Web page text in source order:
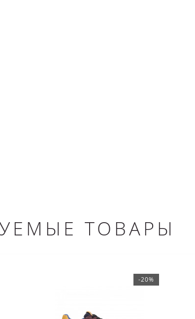
ТОВАРЫ
-20%